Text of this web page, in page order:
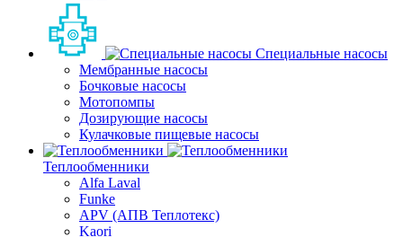
Специальные насосы
Мембранные насосы
Бочковые насосы
Мотопомпы
Дозирующие насосы
Кулачковые пищевые насосы
Теплообменники
Alfa Laval
Funke
APV (АПВ Теплотекс)
Kaori